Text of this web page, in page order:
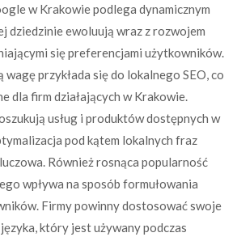
w Krakowie podlega dynamicznym
dziedzinie ewoluują wraz z rozwojem
się preferencjami użytkowników.
wagę przykłada się do lokalnego SEO, co
dla firm działających w Krakowie.
usług i produktów dostępnych w
pod kątem lokalnych fraz
Również rosnąca popularność
wpływa na sposób formułowania
Firmy powinny dostosować swoje
który jest używany podczas